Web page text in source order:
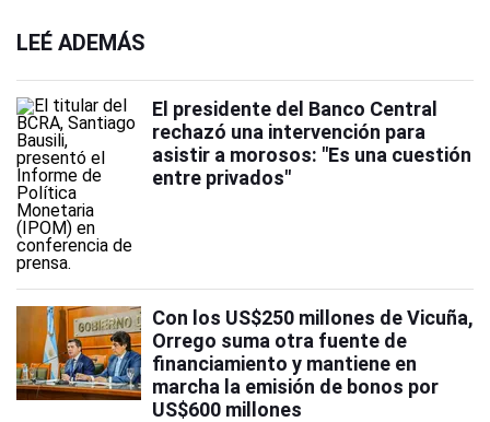
LEÉ ADEMÁS
El presidente del Banco Central
rechazó una intervención para
asistir a morosos: "Es una cuestión
entre privados"
Con los US$250 millones de Vicuña,
Orrego suma otra fuente de
financiamiento y mantiene en
marcha la emisión de bonos por
US$600 millones